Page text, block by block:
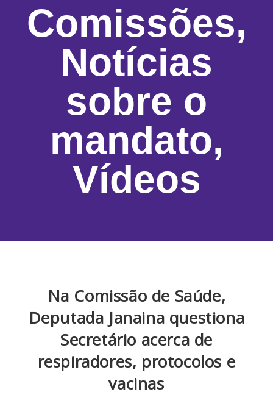
Comissões,
Notícias
sobre o
mandato,
Vídeos
Na Comissão de Saúde,
Deputada Janaina questiona
Secretário acerca de
respiradores, protocolos e
vacinas